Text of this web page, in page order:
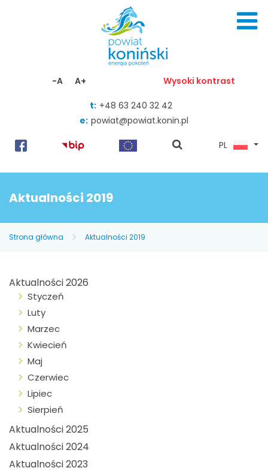
-A A+ Wysoki kontrast
t: +48 63 240 32 42
e: powiat@powiat.konin.pl
pokaż
PL
Aktualności 2019
Strona główna Aktualności 2019
Aktualności 2026
Styczeń
Luty
Marzec
Kwiecień
Maj
Czerwiec
Lipiec
Sierpień
Aktualności 2025
Aktualności 2024
Aktualności 2023